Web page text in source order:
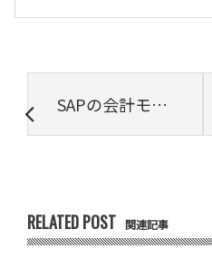
SAPの会計モジュールとは？財務会計（FI）と管理会計（CO）の違いについて解説
RELATED POST 関連記事